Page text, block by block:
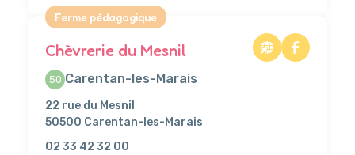
Ferme pédagogique
Chèvrerie du Mesnil
50 Carentan-les-Marais
22 rue du Mesnil
50500 Carentan-les-Marais
02 33 42 32 00